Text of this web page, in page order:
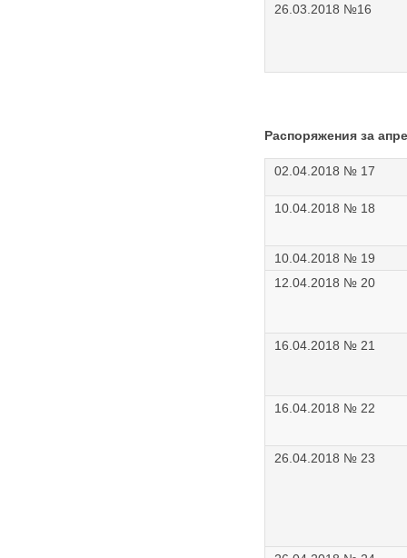
26.03.2018 №16
Распоряжения за
02.04.2018 № 17
10.04.2018 № 18
10.04.2018 № 19
12.04.2018 № 20
16.04.2018 № 21
16.04.2018 № 22
26.04.2018 № 23